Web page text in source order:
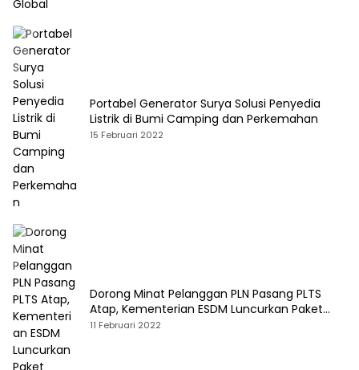
Portabel Generator Surya Solusi Penyedia
Listrik di Bumi Camping dan Perkemahan
15 Februari 2022
Dorong Minat Pelanggan PLN Pasang PLTS
Atap, Kementerian ESDM Luncurkan Paket
Hibah SEF
11 Februari 2022